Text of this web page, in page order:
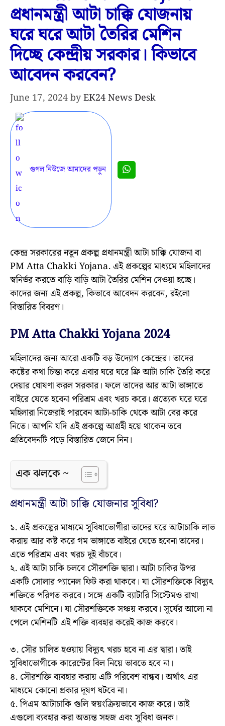
প্রধানমন্ত্রী আটা চাক্কি যোজনায়
ঘরে ঘরে আটা তৈরির মেশিন
দিচ্ছে কেন্দ্রীয় সরকার। কিভাবে
আবেদন করবেন?
June 17, 2024byEK24 News Desk
গুগল নিউজে আমাদের পড়ুন
কেন্দ্র সরকারের নতুন প্রকল্প প্রধানমন্ত্রী আটা চাক্কি যোজনা বা
PM Atta Chakki Yojana. এই প্রকল্পের মাধ্যমে মহিলাদের
স্বনির্ভর করতে বাড়ি বাড়ি আটা তৈরির মেশিন দেওয়া হচ্ছে।
কাদের জন্য এই প্রকল্প, কিভাবে আবেদন করবেন, রইলো
বিস্তারিত বিবরণ।
PM Atta Chakki Yojana 2024
মহিলাদের জন্য আরো একটি বড় উদ্যোগ কেন্দ্রের। তাদের
কষ্টের কথা চিন্তা করে এবার ঘরে ঘরে ফ্রি আটা চাকি তৈরি করে
দেয়ার ঘোষণা করল সরকার। ফলে তাদের আর আটা ভাঙ্গাতে
বাইরে যেতে হবেনা পরিশ্রম এবং খরচ করে। প্রত্যেক ঘরে ঘরে
মহিলারা নিজেরাই পারবেন আটা-চাকি থেকে আটা বের করে
নিতে। আপনি যদি এই প্রকল্পে আগ্রহী হয়ে থাকেন তবে
প্রতিবেদনটি পড়ে বিস্তারিত জেনে নিন।
এক ঝলকে ~
প্রধানমন্ত্রী আটা চাক্কি যোজনার সুবিধা?
১. এই প্রকল্পের মাধ্যমে সুবিধাভোগীরা তাদের ঘরে আটাচাকি লাভ
করায় আর কষ্ট করে গম ভাঙ্গাতে বাইরে যেতে হবেনা তাদের।
এতে পরিশ্রম এবং খরচ দুই বাঁচবে।
২. এই আটা চাকি চলবে সৌরশক্তি দ্বারা। আটা চাকির উপর
একটি সোলার প্যানেল ফিট করা থাকবে। যা সৌরশক্তিকে বিদ্যুৎ
শক্তিতে পরিণত করবে। সঙ্গে একটি ব্যাটারি সিস্টেমও রাখা
থাকবে মেশিনে। যা সৌরশক্তিকে সঞ্চয় করবে। সূর্যের আলো না
পেলে মেশিনটি এই শক্তি ব্যবহার করেই কাজ করবে।
৩. সৌর চালিত হওয়ায় বিদ্যুৎ খরচ হবে না এর দ্বারা। তাই
সুবিধাভোগীকে কারেন্টের বিল নিয়ে ভাবতে হবে না।
৪. সৌরশক্তি ব্যবহার করায় এটি পরিবেশ বান্ধব। অর্থাৎ এর
মাধ্যমে কোনো প্রকার দূষণ ঘটবে না।
৫. পিএম আটাচাকি গুলি স্বয়ংক্রিয়ভাবে কাজ করে। তাই
এগুলো ব্যবহার করা অত্যন্ত সহজ এবং সুবিধা জনক।